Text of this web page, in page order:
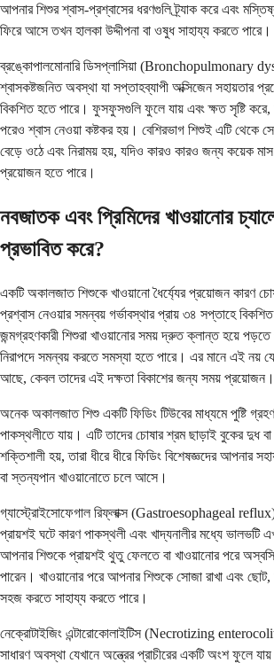
আপনার শিশুর শ্বাস-প্রশ্বাসের ধরণগুলি ট্র্যাক করে এবং
ফিরে আসে তখন হালকা উদ্দীপনা বা ওষুধ সাহায্য করতে পারে।
ব্রঙ্কোপালমোনারি ডিসপ্লাসিয়া (Bronchopulmonary
শ্বাসকষ্টজনিত অবস্থা যা সপ্তাহব্যাপী অক্সিজেন সহায়তার
বিকশিত হতে পারে। ফুসফুসগুলি ফুলে যায় এবং ক্ষত সৃষ্টি করে,
পরেও শ্বাস নেওয়া কষ্টকর হয়। বেশিরভাগ শিশুই এটি থেকে
বেড়ে ওঠে এবং নিরাময় হয়, যদিও কারও কারও জন্য কয়েক মাস
প্রয়োজন হতে পারে।
নবজাতক এবং প্রিমিদের খাওয়ানোর
প্রভাবিত করে?
একটি অকালজাত শিশুকে খাওয়ানো ধৈর্য্যের প্রয়োজন কারণ
প্রশ্বাস নেওয়ার সমন্বয় গর্ভাবস্থার প্রায় ৩৪ সপ্তাহে
জন্মগ্রহণকারী শিশুরা খাওয়ানোর সময় দ্রুত ক্লান্ত হয়ে
নিরাপদে সমন্বয় করতে সমস্যা হতে পারে। এর মানে এই নয়
আছে, কেবল তাদের এই দক্ষতা বিকাশের জন্য সময় প্রয়োজন।
অনেক অকালজাত শিশু একটি ফিডিং টিউবের মাধ্যমে পুষ্টি
পাকস্থলীতে যায়। এটি তাদের চোষার শ্রম ছাড়াই বুকের দুধ
শক্তিশালী হয়, তারা ধীরে ধীরে ফিডিং বিশেষজ্ঞদের আপনার
বা স্তন্যপান খাওয়ানোতে চলে আসে।
গ্যাস্ট্রোইসোফেগাল রিফ্লাক্স (Gastroesophageal
প্রায়শই ঘটে কারণ পাকস্থলী এবং খাদ্যনালীর মধ্যে
আপনার শিশুকে প্রায়শই থুতু ফেলতে বা খাওয়ানোর পরে
পারেন। খাওয়ানোর পরে আপনার শিশুকে সোজা রাখা এবং ছোট,
সহজ করতে সাহায্য করতে পারে।
নেক্রোটাইজিং এন্টারোকোলাইটিস (Necrotizing
সাধারণ অবস্থা যেখানে অন্ত্রের প্রাচীরের একটি অংশ ফুলে